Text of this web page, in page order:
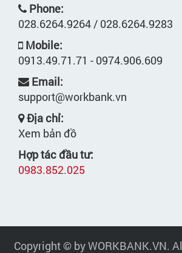
Phone:
028.6264.9264 / 028.6264.9283
Mobile:
0913.49.71.71 - 0974.906.609
Email:
support@workbank.vn
Địa chỉ:
Xem bản đồ
Hợp tác đầu tư:
0983.852.025
Copyright © by WORKBANK.VN.